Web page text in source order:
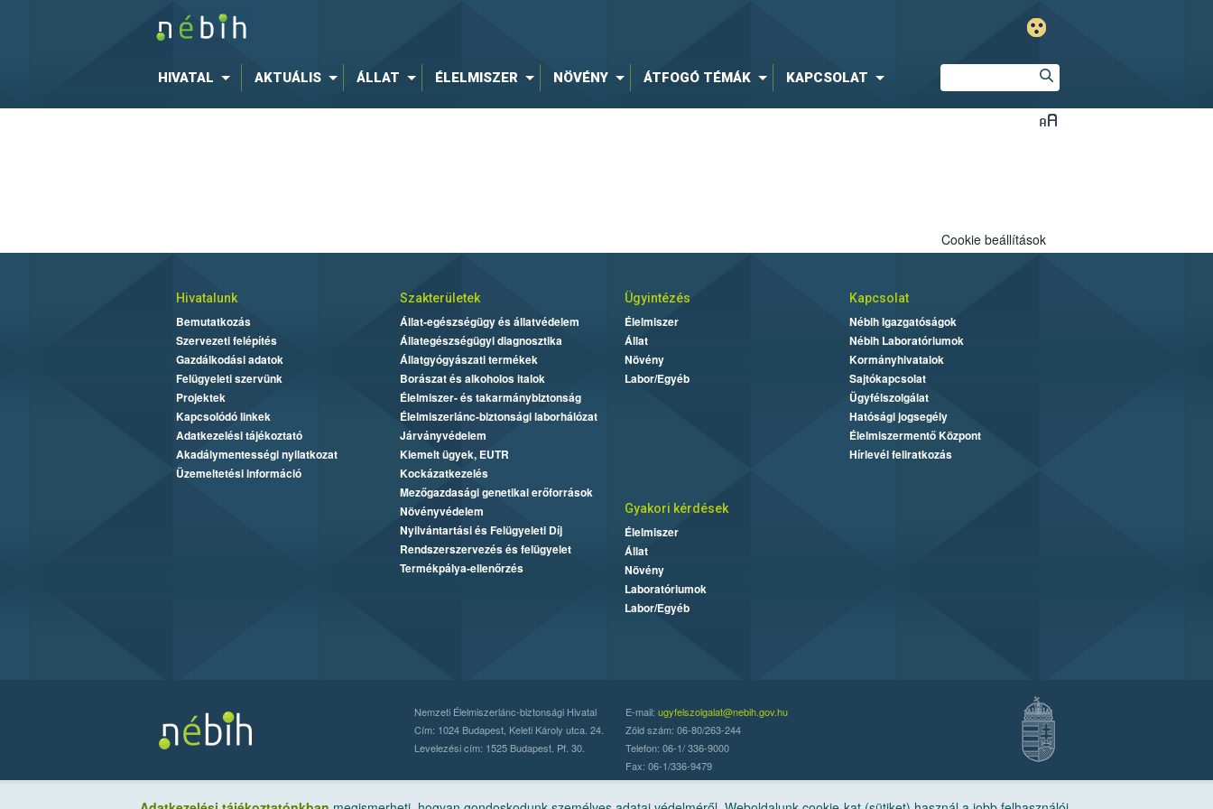
HIVATAL AKTUÁLIS ÁLLAT ÉLELMISZER NÖVÉNY ÁTFOGÓ TÉMÁK KAPCSOLAT
Cookie beállítások
Hivatalunk
Bemutatkozás
Szervezeti felépítés
Gazdálkodási adatok
Felügyeleti szervünk
Projektek
Kapcsolódó linkek
Adatkezelési tájékoztató
Akadálymentességi nyilatkozat
Üzemeltetési információ
Szakterületek
Állat-egészségügy és állatvédelem
Állategészségügyi diagnosztika
Állatgyógyászati termékek
Borászat és alkoholos italok
Élelmiszer- és takarmánybiztonság
Élelmiszerlánc-biztonsági laborhálózat
Járványvédelem
Kiemelt ügyek, EUTR
Kockázatkezelés
Mezőgazdasági genetikai erőforrások
Növényvédelem
Nyilvántartási és Felügyeleti Díj
Rendszerszervezés és felügyelet
Termékpálya-ellenőrzés
Ügyintézés
Élelmiszer
Állat
Növény
Labor/Egyéb
Kapcsolat
Nébih Igazgatóságok
Nébih Laboratóriumok
Kormányhivatalok
Sajtókapcsolat
Ügyfélszolgálat
Hatósági jogsegély
Élelmiszermentő Központ
Hírlevél feliratkozás
Gyakori kérdések
Élelmiszer
Állat
Növény
Laboratóriumok
Labor/Egyéb
Nemzeti Élelmiszerlánc-biztonsági Hivatal
Cím: 1024 Budapest, Keleti Károly utca. 24.
Levelezési cím: 1525 Budapest. Pf. 30.
E-mail:ugyfelszolgalat@nebih.gov.hu
Zöld szám: 06-80/263-244
Telefon: 06-1/ 336-9000
Fax: 06-1/336-9479